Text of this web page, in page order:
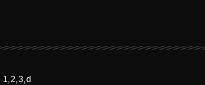
1,2,3,d